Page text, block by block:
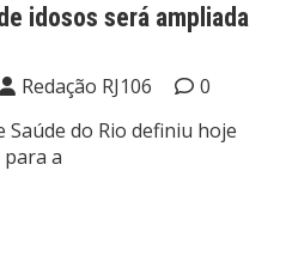
idosos será ampliada
Redação RJ106
0
Saúde do Rio definiu hoje
a